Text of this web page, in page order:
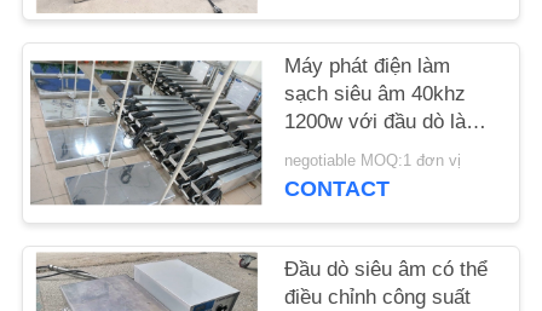
TIN
TỨC
YÊU
CẦU
BÁO
GIÁ
Máy phát điện làm
sạch siêu âm 40khz
1200w với đầu dò làm
sạch siêu âm
negotiable MOQ:1 đơn vị
CONTACT
Đầu dò siêu âm có thể
điều chỉnh công suất